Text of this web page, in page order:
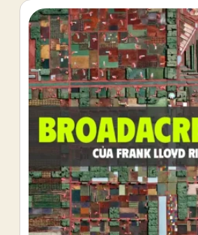
lãng phí vật liệu và nâng cao tính bền